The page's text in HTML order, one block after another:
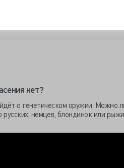
нет?
о генетическом оружии. Можно
немцев, блондинок или